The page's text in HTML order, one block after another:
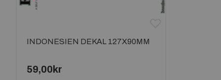
INDONESIEN DEKAL 127X90MM
59,00kr